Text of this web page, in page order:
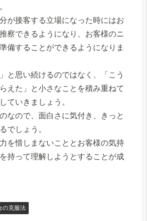
が接客する立場になった時にはお
察できるようになり、お客様のニ
備することができるようになりま
と思い続けるのではなく、「こう
えた」と小さなことを積み重ねて
ていきましょう。
なので、面白さに気付き、きっと
でしょう。
を惜しまないこととお客様の気持
持って理解しようとすることが成
の克服法